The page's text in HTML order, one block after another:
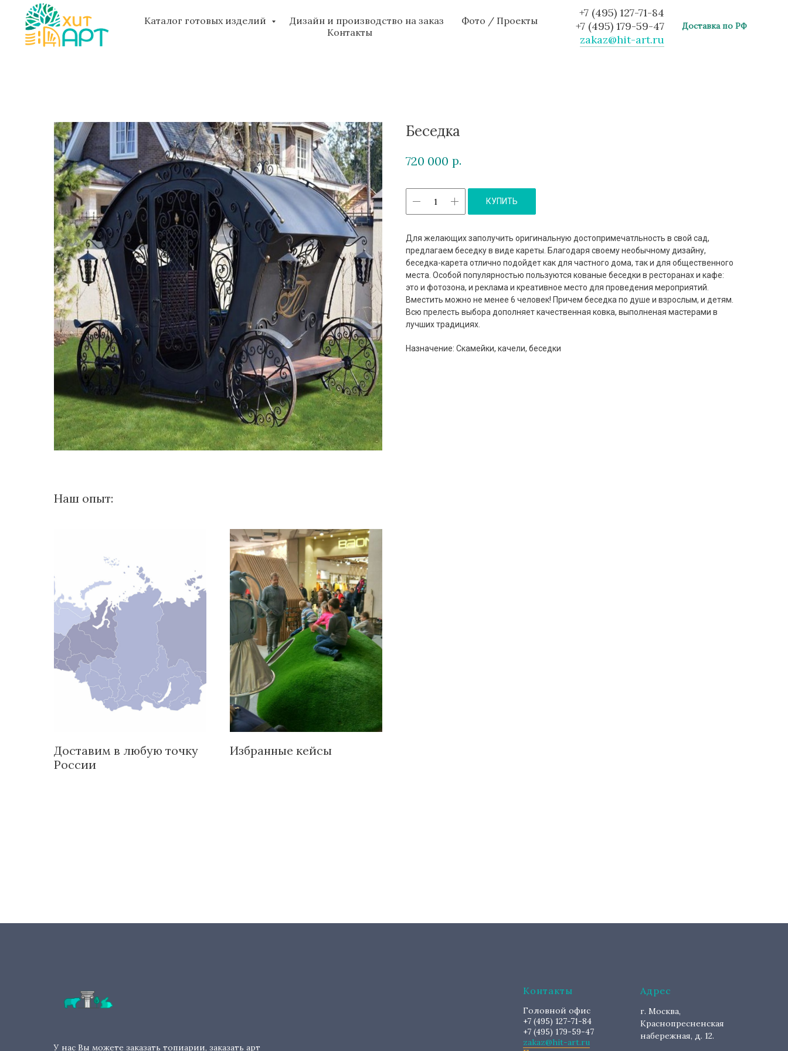
Каталог готовых изделий Дизайн и производство на заказ
Фото / Проекты
Контакты
+7 (495) 127-71-84
+7 (495) 179-59-47
zakaz@hit-art.ru
Доставка по РФ
Беседка
720 000 р.
КУПИТЬ
Для желающих заполучить оригинальную достопримечатльность в свой сад,
предлагаем беседку в виде кареты. Благодаря своему необычному дизайну,
беседка-карета отлично подойдет как для частного дома, так и для общественного
места. Особой популярностью пользуются кованые беседки в ресторанах и кафе:
это и фотозона, и реклама и креативное место для проведения мероприятий.
Вместить можно не менее 6 человек! Причем беседка по душе и взрослым, и детям.
Всю прелесть выбора дополняет качественная ковка, выполненая мастерами в
лучших традициях.
Назначение: Скамейки, качели, беседки
Наш опыт:
Доставим в любую точку
России
Избранные кейсы
У нас Вы можете заказать топиарии, заказать арт
Контакты
Головной офис
+7 (495) 127-71-84
+7 (495) 179-59-47
zakaz@hit-art.ru
Адрес
г. Москва,
Краснопресненская
набережная, д. 12.